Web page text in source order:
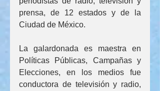
prensa, de 12 estados y de la
Ciudad de México.
La galardonada es maestra en
Políticas Públicas, Campañas y
Elecciones, en los medios fue
conductora de televisión y radio,